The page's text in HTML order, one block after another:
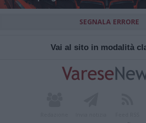
SEGNALA ERRORE
Vai al sito in modalità